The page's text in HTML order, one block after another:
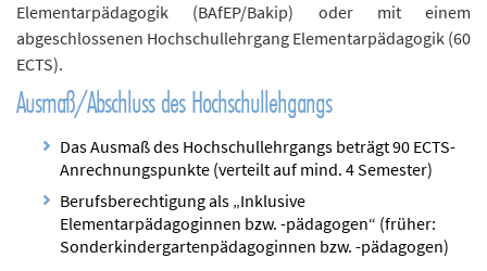
Elementarpädagogik (BAfEP/Bakip) oder mit einem
abgeschlossenen Hochschullehrgang Elementarpädagogik (60
ECTS).
Ausmaß/Abschluss des Hochschullehgangs
Das Ausmaß des Hochschullehrgangs beträgt 90 ECTS-
Anrechnungspunkte (verteilt auf mind. 4 Semester)
Berufsberechtigung als „Inklusive
Elementarpädagoginnen bzw. -pädagogen“ (früher:
Sonderkindergartenpädagoginnen bzw. -pädagogen)